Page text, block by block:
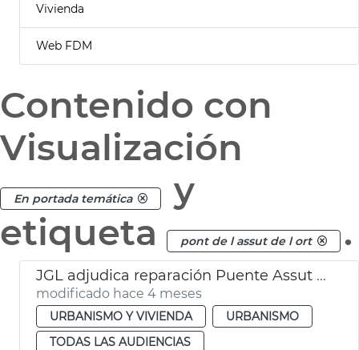
Vivienda
Web FDM
Contenido con
Visualización
En portada temática
y
etiqueta
pont de l assut de l ort .
JGL adjudica reparación Puente Assut de l'Or València
modificado hace 4 meses
URBANISMO Y VIVIENDA
URBANISMO
TODAS LAS AUDIENCIAS